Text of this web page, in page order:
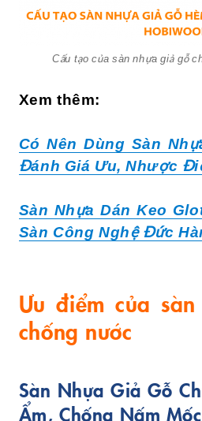
Cấu tạo của sàn nhựa giả gỗ
Xem thêm:
Có Nên Dùng Sàn
Đánh Giá Ưu, Nhược
Sàn Nhựa Dán Keo
Sàn Công Nghệ Đức
Ưu điểm của
chống nước
Sàn Nhựa Giả Gỗ
Ẩm, Chống Nấm Mốc